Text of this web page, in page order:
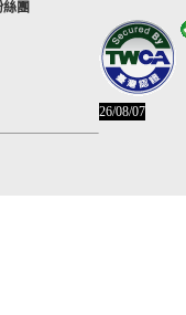
團
26/08/07